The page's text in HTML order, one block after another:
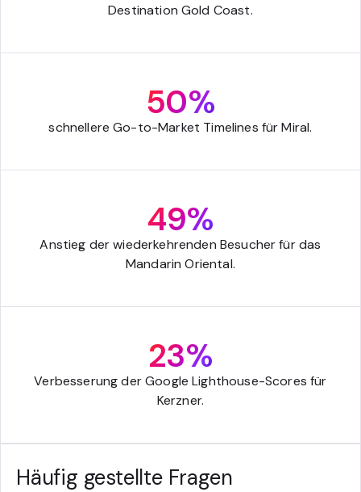
Destination Gold Coast.
50%
schnellere Go-to-Market Timelines für Miral.
49%
Anstieg der wiederkehrenden Besucher für das
Mandarin Oriental.
23%
Verbesserung der Google Lighthouse-Scores für
Kerzner.
Häufig gestellte Fragen